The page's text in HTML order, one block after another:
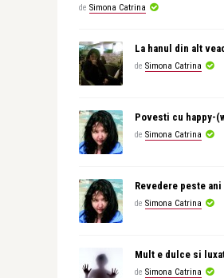
de Simona Catrina
La hanul din alt
de Simona Catrina
Povesti cu happy-
de Simona Catrina
Revedere peste
de Simona Catrina
Mult e dulce si
de Simona Catrina